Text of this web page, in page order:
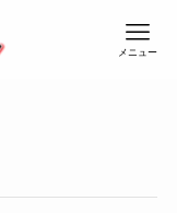
メニュー